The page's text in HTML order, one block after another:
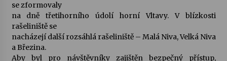
se zformovaly
na dně třetihorního údolí horní Vltavy. V blízkosti
rašeliniště se
nacházejí další rozsáhlá rašeliniště – Malá Niva, Velká Niva
a Březina.
Aby byl pro návštěvníky zajištěn bezpečný přístup,